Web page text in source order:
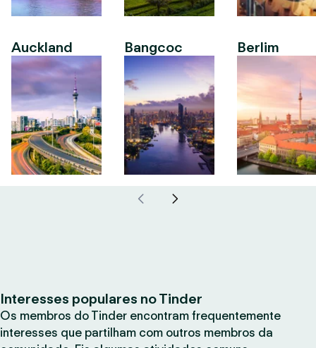
Auckland Bangcoc Berlim
Interesses populares no Tinder
Os membros do Tinder encontram frequentemente
interesses que partilham com outros membros da